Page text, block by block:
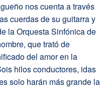
nos cuenta a través
cuerdas de su guitarra y
la Orquesta Sinfónica de
que trató de
del amor en la
hilos conductores, idas
solo harán más grande la